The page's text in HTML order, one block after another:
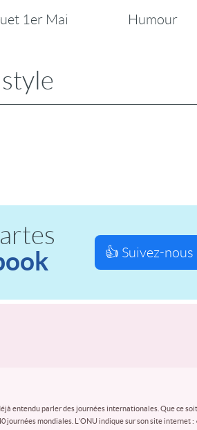
1er Mai
Humour
👍 Suivez-nous
entendu parler des journées internationales. Que ce
mondiales. L’ONU indique sur son site internet